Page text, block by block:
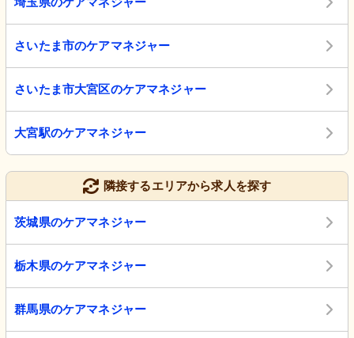
さいたま市のケアマネジャー
さいたま市大宮区のケアマネジャー
大宮駅のケアマネジャー
隣接するエリアから求人を探す
茨城県のケアマネジャー
栃木県のケアマネジャー
群馬県のケアマネジャー